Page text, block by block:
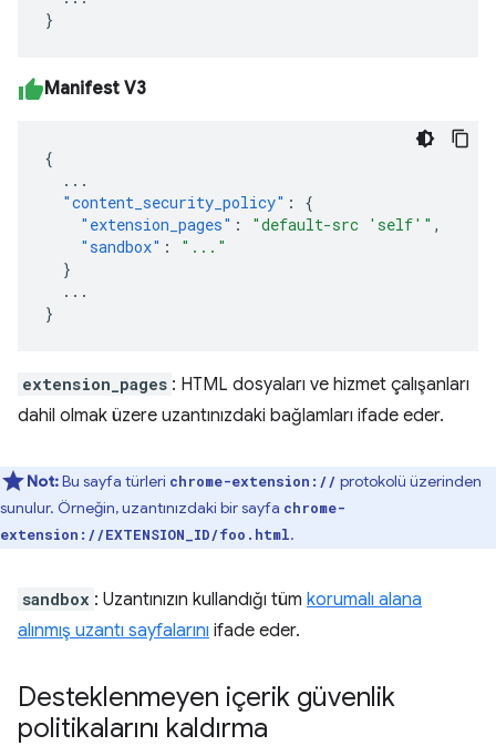
}
Manifest V3
{
...
"content_security_policy" :
{
"extension_pages" : "default-src 'self'" ,
"sandbox" :
"..."
}
...
}
extension_pages : HTML dosyaları ve hizmet çalışanları
dahil olmak üzere uzantınızdaki bağlamları ifade eder.
Not:Bu sayfa türleri chrome-extension:// protokolü üzerinden
sunulur. Örneğin, uzantınızdaki bir sayfa chrome-
extension://EXTENSION_ID/foo.html.
sandbox : Uzantınızın kullandığı tüm korumalı alana
alınmış uzantı sayfalarını ifade eder.
Desteklenmeyen içerik güvenlik
politikalarını kaldırma